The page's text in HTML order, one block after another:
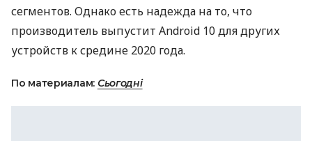
сегментов. Однако есть надежда на то, что
производитель выпустит Android 10 для других
устройств к средине 2020 года.
По материалам: Сьогодні